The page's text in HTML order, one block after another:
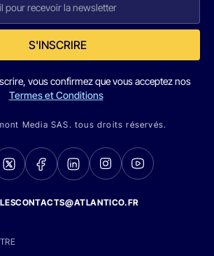
S'INSCRIRE
vous confirmez que vous acceptez nos
Termes et Conditions
Media SAS. tous droits réservés.